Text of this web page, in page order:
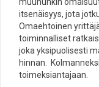
itsenäisyys, jota
Omaehtoinen
toiminnalliset
joka yksipuolisesti
hinnan.
toimeksiantajaan.